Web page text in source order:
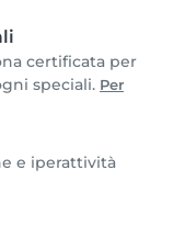
certificata per
speciali. Per
e iperattività